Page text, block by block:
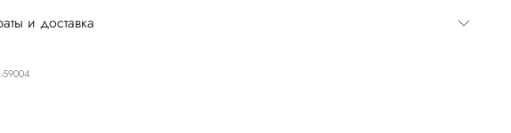
и доставка
59004